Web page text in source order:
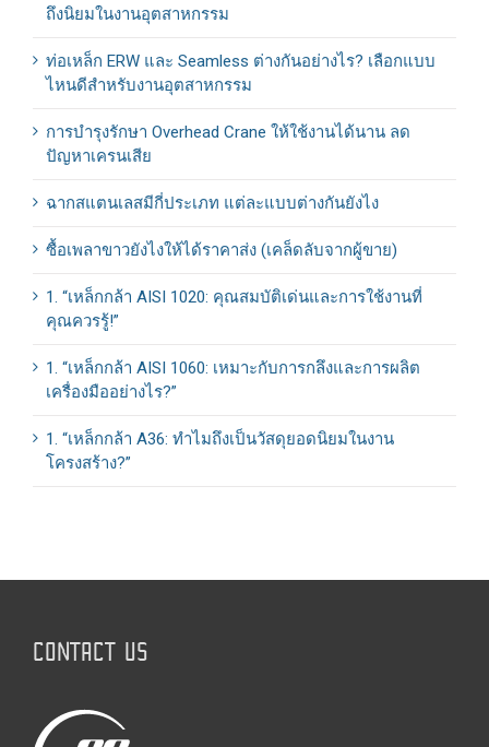
ถึงนิยมในงานอุตสาหกรรม
ท่อเหล็ก ERW และ Seamless ต่างกันอย่างไร? เลือกแบบ
ไหนดีสำหรับงานอุตสาหกรรม
การบำรุงรักษา Overhead Crane ให้ใช้งานได้นาน ลด
ปัญหาเครนเสีย
ฉากสแตนเลสมีกี่ประเภท แต่ละแบบต่างกันยังไง
ซื้อเพลาขาวยังไงให้ได้ราคาส่ง (เคล็ดลับจากผู้ขาย)
1. “เหล็กกล้า AISI 1020: คุณสมบัติเด่นและการใช้งานที่
คุณควรรู้!”
1. “เหล็กกล้า AISI 1060: เหมาะกับการกลึงและการผลิต
เครื่องมืออย่างไร?”
1. “เหล็กกล้า A36: ทำไมถึงเป็นวัสดุยอดนิยมในงาน
โครงสร้าง?”
CONTACT US